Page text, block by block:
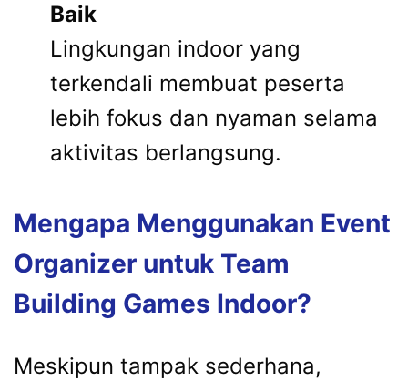
Baik
Lingkungan indoor yang
terkendali membuat peserta
lebih fokus dan nyaman selama
aktivitas berlangsung.
Mengapa Menggunakan Event
Organizer untuk Team
Building Games Indoor?
Meskipun tampak sederhana,